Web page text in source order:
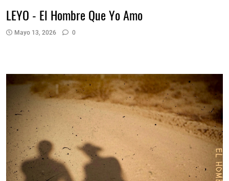
LEYO - El Hombre Que Yo Amo
Mayo 13, 2026 0